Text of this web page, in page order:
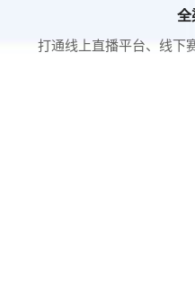
全
打通线上直播平台、线下